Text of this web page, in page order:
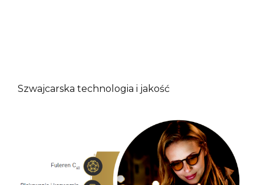
Szwajcarska technologia i jakość